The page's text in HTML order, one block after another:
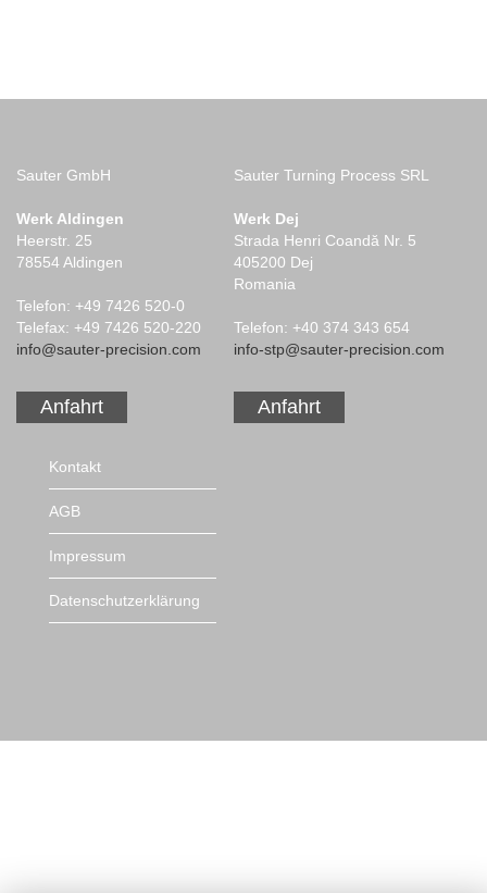
Sauter GmbH
Werk Aldingen
Heerstr. 25
78554 Aldingen
Telefon: +49 7426 520-0
Telefax: +49 7426 520-220
info@sauter-precision.com
Anfahrt
Sauter Turning Process SRL
Werk Dej
Strada Henri Coandă Nr. 5
405200 Dej
Romania
Telefon: +40 374 343 654
info-stp@sauter-precision.com
Anfahrt
überspringen
Kontakt
AGB
Impressum
Datenschutzerklärung